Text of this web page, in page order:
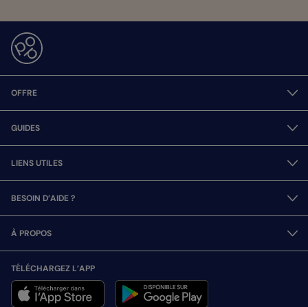
OFFRE
GUIDES
LIENS UTILES
BESOIN D’AIDE ?
À PROPOS
TÉLÉCHARGEZ L’APP